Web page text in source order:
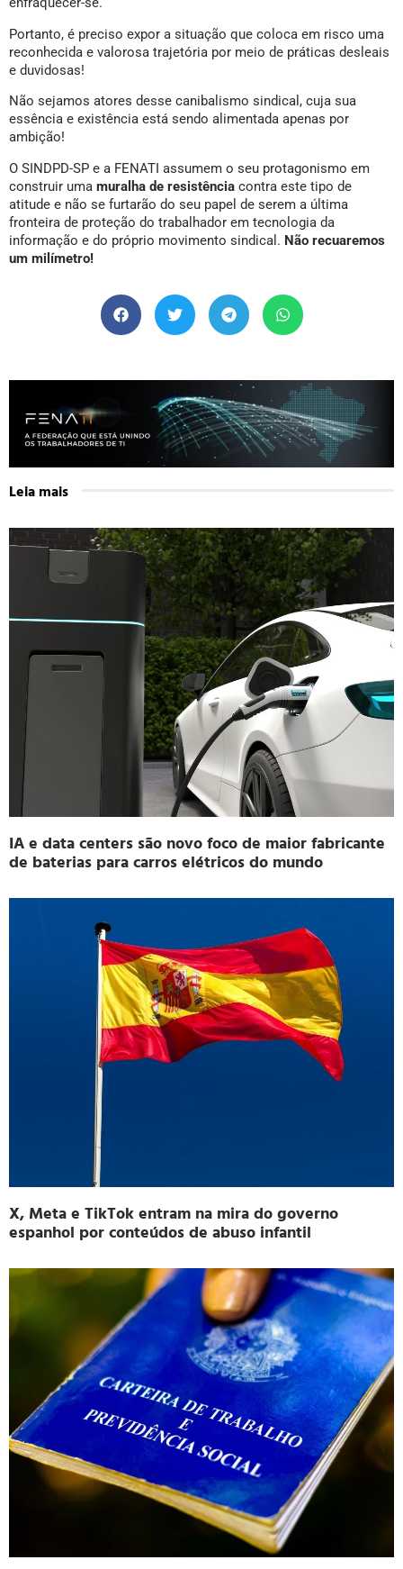
Portanto, é preciso expor a situação que coloca em risco uma
reconhecida e valorosa trajetória por meio de práticas desleais
e duvidosas!
Não sejamos atores desse canibalismo sindical, cuja sua
essência e existência está sendo alimentada apenas por
ambição!
O SINDPD-SP e a FENATI assumem o seu protagonismo em
construir uma muralha de resistência contra este tipo de
atitude e não se furtarão do seu papel de serem a última
fronteira de proteção do trabalhador em tecnologia da
informação e do próprio movimento sindical. Não recuaremos
um milímetro!
Leia mais
IA e data centers são novo foco de maior fabricante
de baterias para carros elétricos do mundo
X, Meta e TikTok entram na mira do governo
espanhol por conteúdos de abuso infantil